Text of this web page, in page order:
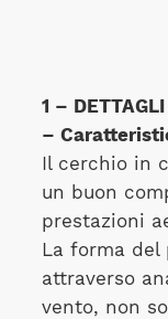
1 –
–
Il cerchio in
un buon
prestazioni
La forma del
attraverso
vento, non